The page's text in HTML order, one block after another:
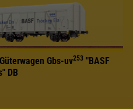
Gbs-uv253 "BASF
DB